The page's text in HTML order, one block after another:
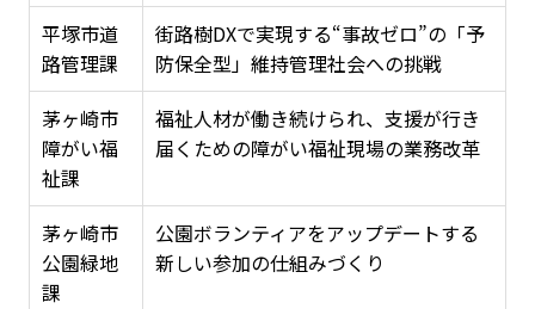
平塚市道
路管理課
街路樹DXで実現する“事故ゼロ”の「予
防保全型」維持管理社会への挑戦
茅ヶ崎市
障がい福
祉課
福祉人材が働き続けられ、支援が行き
届くための障がい福祉現場の業務改革
茅ヶ崎市
公園緑地
課
公園ボランティアをアップデートする
新しい参加の仕組みづくり